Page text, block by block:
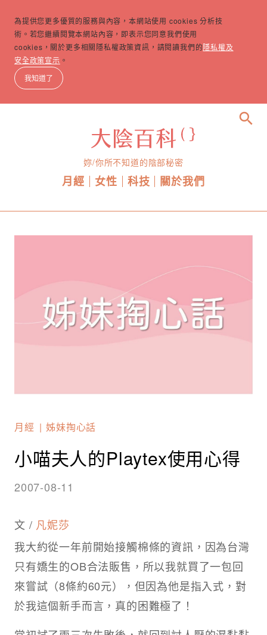
為提供您更多優質的服務與內容，本網站使用 cookies 分析技
術。若您繼續閱覽本網站內容，即表示您同意我們使用
cookies，關於更多相關隱私權政策資訊，請閱讀我們的隱私權及
安全政策宣示 。
我知道了
妳/你所不知道的陰部秘密
月經 女性 科技 關於我們
search
月經 姊妹掏心話
小喵夫人的Playtex使用心得
2007-08-11
文 / 凡妮莎
我大約從一年前開始接觸棉條的資訊，因為台灣
只有嬌生的OB合法販售，所以我就買了一包回
來嘗試（8條約60元），但因為他是指入式，對
於我這個新手而言，真的困難極了！